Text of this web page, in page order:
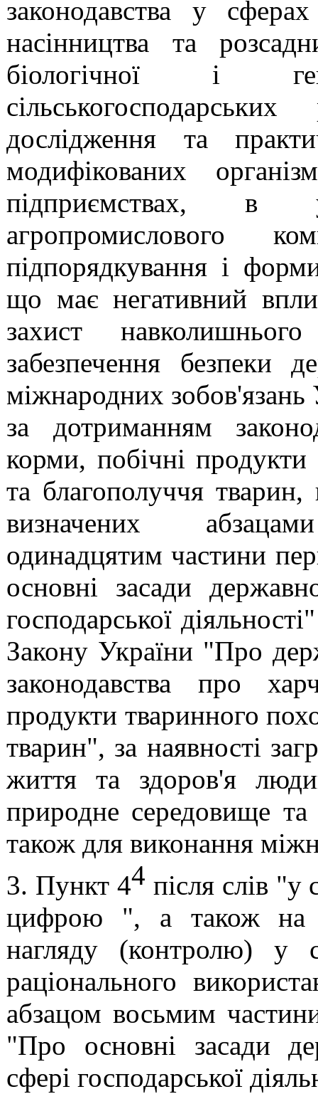
законодавства у
насінництва та
біологічної і
дослідження та
модифікованих
підприємствах, в
агропромислового
підпорядкування і
що має негативний
захист
забезпечення безпеки
міжнародних зобов'язань
за дотриманням
корми, побічні
та благополуччя
визначених
одинадцятимчастини
основні засади
господарської діяльності"
Закону України "Про
законодавства про
продукти тваринного
тварин", за наявності
життя та здоров'я
природне середовище та
також для виконання
3. Пункт 44 після слів "у
цифрою ", а також на
нагляду (контролю) у
раціонального
абзацом восьмим
"Про основні засади
сфері господарської